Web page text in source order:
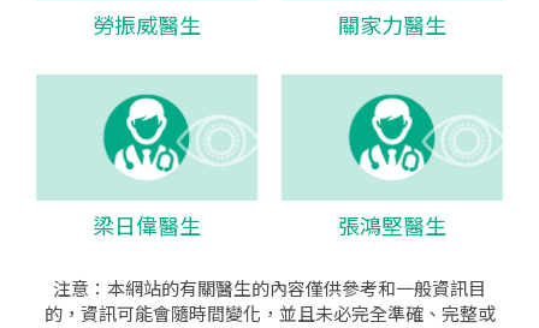
勞振威醫生 關家力醫生
梁日偉醫生 張鴻堅醫生
注意：本網站的有關醫生的內容僅供參考和一般資訊目
的，資訊可能會隨時間變化，並且未必完全準確、完整或